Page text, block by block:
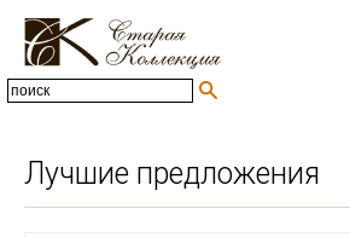
Лучшие предложения